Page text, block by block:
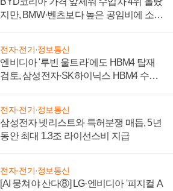
지만, BMW·벤츠보다 높은 공임비에 소비
전자·전기·정보통신
엔비디아 '루빈 울트라'에도 HBM4 탑재
검토, 삼성전자·SK하이닉스 HBM4 수율
전자·전기·정보통신
삼성전자 넷리스트와 특허분쟁 매듭, 5년
동안 최대 1.3조 라이선스비 지급
전자·전기·정보통신
[AI 뭉쳐야 산다⑧] LG·엔비디아 '피지컬 A